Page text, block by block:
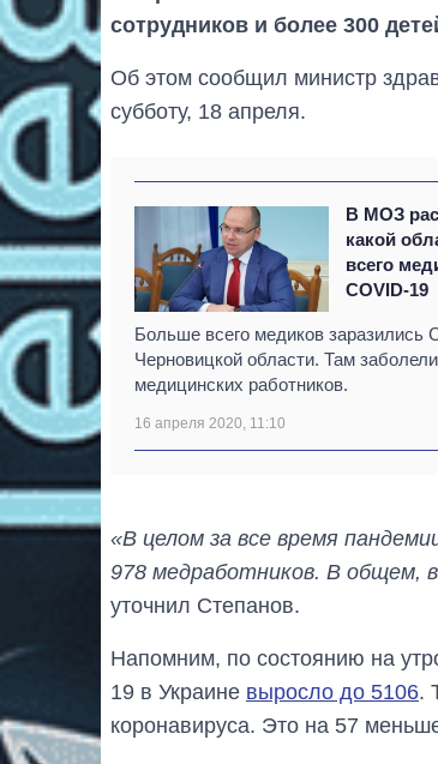
сотрудников и более 300
Об этом сообщил министр
субботу, 18 апреля.
В МОЗ
какой
всего
COVID-19
Больше всего медиков заразились
Черновицкой области. Там
медицинских работников.
16 апреля 2020, 11:10
«В целом за все время
978 медработников. В общем,
уточнил Степанов.
Напомним, по состоянию на
19 в Украине выросло до 5106.
коронавируса. Это на 57